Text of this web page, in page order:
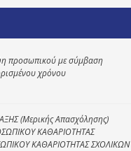
προσωπικού με σύμβαση
χρόνου
(Μερικής Απασχόλησης)
ΚΑΘΑΡΙΟΤΗΤΑΣ
ΚΑΘΑΡΙΟΤΗΤΑΣ ΣΧΟΛΙΚΩΝ